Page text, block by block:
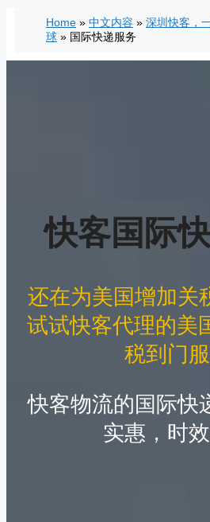
content
Home » 中文内容 » 深圳快客，
球 » 国际快递服务
快客国际
还在为美国增加关
试试快客代理的美
税到门
快客物流的国际快
实惠，时